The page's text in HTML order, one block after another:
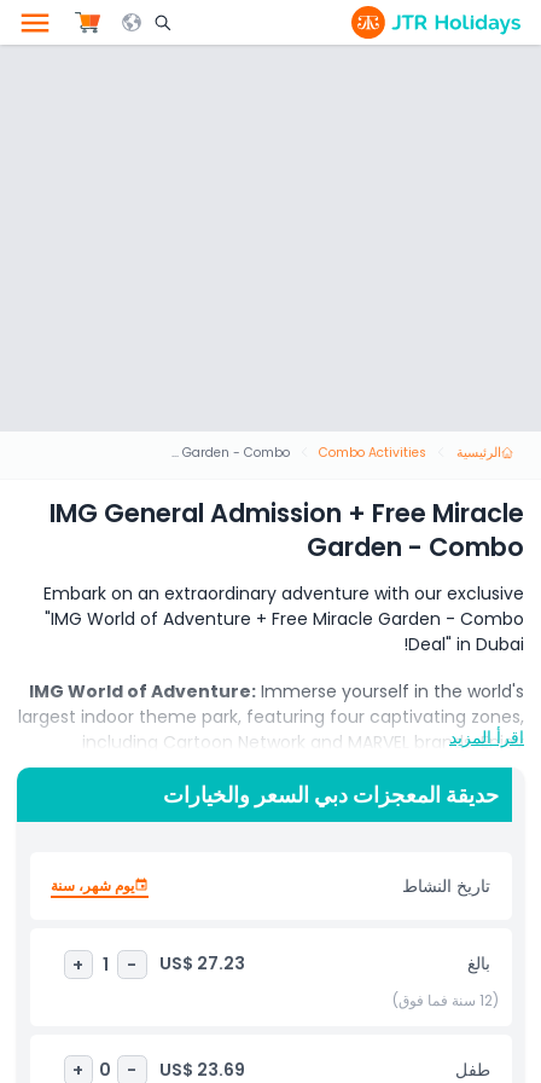
Search Opener Icon
الرئيسية Combo Activities
IMG General Admission + Free Miracle Garden - Combo
IMG General Admission + Free Miracle
Garden - Combo
Embark on an extraordinary adventure with our exclusive
"IMG World of Adventure + Free Miracle Garden - Combo
Deal" in Dubai!
IMG World of Adventure: Immerse yourself in the world's
largest indoor theme park, featuring four captivating zones,
including Cartoon Network and MARVEL brands. Enjoy
adrenaline-pumping roller coasters, awe-inspiring
attractions, and world-firsts, promising an unforgettable
day filled with excitement for all ages.
of Miracle Garden, a floral paradise that captivates with its
touch of magic to your Dubai adventure.
Book your Combo Deal now and embark on a journey that
Adventure with the enchantment of Free Miracle Garden—
اقرأ المزيد
حديقة المعجزات دبي السعر والخيارات
تاريخ النشاط يوم شهر، سنة
بالغ US$ 27.23
-
1
+
(12 سنة فما فوق)
طفل US$ 23.69
-
0
+